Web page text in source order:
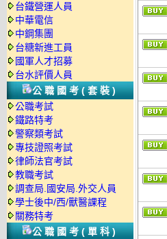
台鐵營運人員
中華電信
中鋼集團
台糖新進工員
國軍人才招募
台水評價人員
公職國考(套裝)
公職考試
鐵路特考
警察類考試
專技證照考試
律師法官考試
教職考試
調查局.國安局.外交人員
學士後中/西/獸醫課程
關務特考
公職國考(單科)